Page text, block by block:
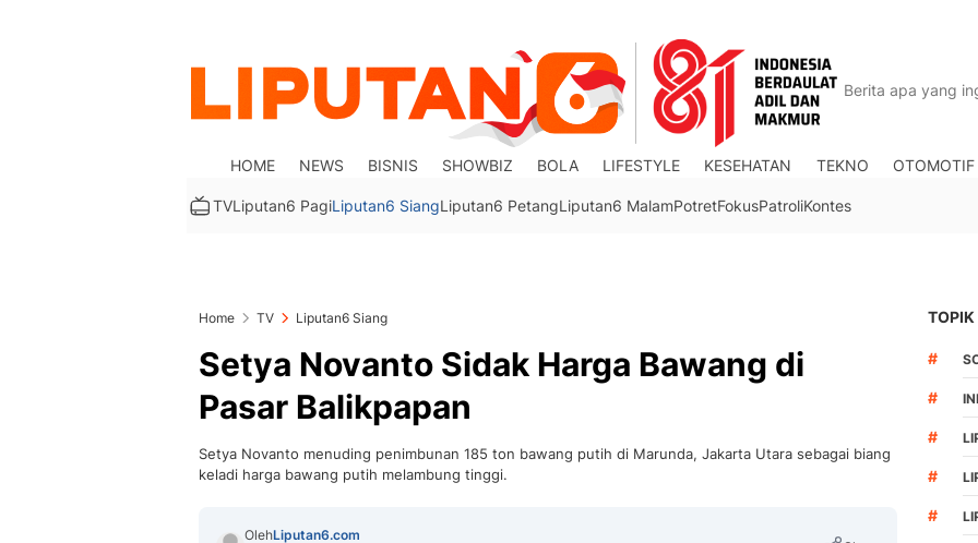
HOME NEWS BISNIS SHOWBIZ BOLA LIFESTYLE KESEHATAN TEKNO OTOMOTIF
TVLiputan6 PagiLiputan6 SiangLiputan6 PetangLiputan6 MalamPotretFokusPatroliKontes
Home TV Liputan6 Siang
Setya Novanto Sidak Harga Bawang di
Pasar Balikpapan
Setya Novanto menuding penimbunan 185 ton bawang putih di Marunda, Jakarta Utara sebagai biang
keladi harga bawang putih melambung tinggi.
OlehLiputan6.com
TOPIK
#
#
#
#
#